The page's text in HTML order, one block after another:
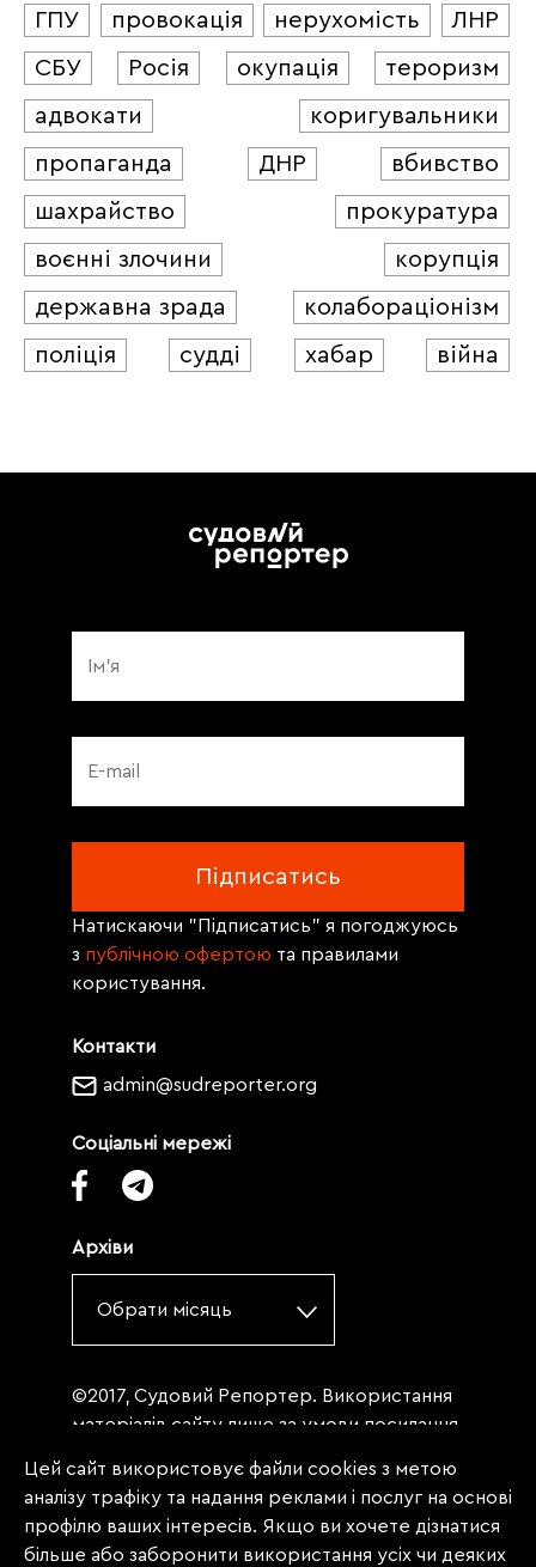
ГПУ
провокація нерухомість
ЛНР
СБУ
Росія окупація
тероризм
адвокати
коригувальники
пропаганда
ДНР
вбивство
шахрайство
прокуратура
воєнні злочини
корупція
державна зрада
колабораціонізм
поліція
судді хабар війна
Контакти
admin@sudreporter.org
Соціальні мережі
Архіви
Обрати місяць
Натискаючи "Підписатись" я погоджуюсь
з публічною офертою та правилами
користування.
©2017, Судовий Репортер. Використання
матеріалів сайту лише за умови посилання
«Судовий репортер» не нижче третього
абзацу. Матеріали, щодо яких міститься
заборона на повну републікацію
Цей сайт використовує файли cookies з метою
аналізу трафіку та надання реклами і послуг на основі
профілю ваших інтересів. Якщо ви хочете дізнатися
більше або заборонити використання усіх чи деяких